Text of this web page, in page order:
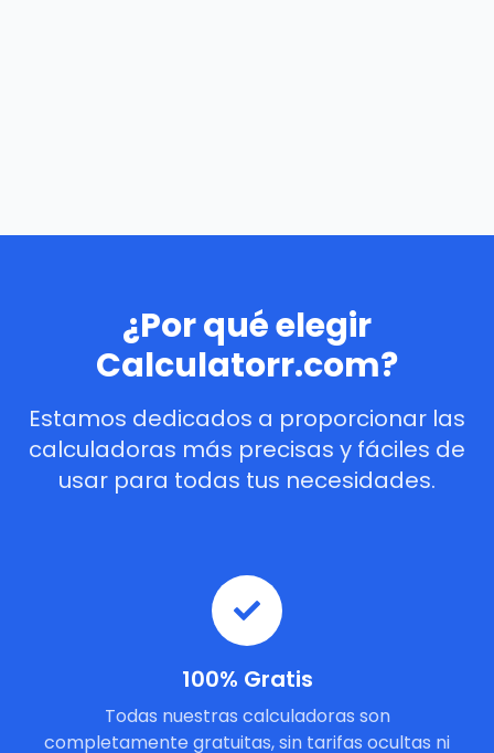
¿Por qué elegir
Calculatorr.com?
Estamos dedicados a proporcionar las
calculadoras más precisas y fáciles de
usar para todas tus necesidades.
100% Gratis
Todas nuestras calculadoras son
completamente gratuitas, sin tarifas ocultas ni